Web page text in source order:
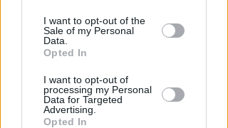
by us to third parties on the IAB’s List of
Downstream Participants that may
further disclose it to other third parties.
I want to opt-out of the
Sale of my Personal
Data.
Opted In
I want to opt-out of
processing my Personal
Data for Targeted
Advertising.
Opted In
LUNEDÌ 10 AGOSTO
Processo alla Repubblica
Italiana: ha mantenuto le sue
promesse?
Redazione